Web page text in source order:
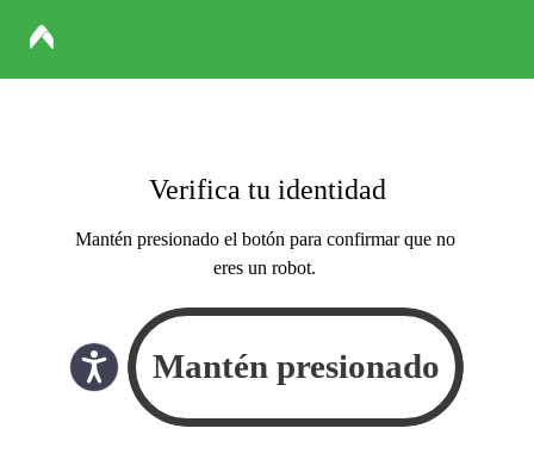
Verifica tu identidad
Mantén presionado el botón para confirmar que no
eres un robot.